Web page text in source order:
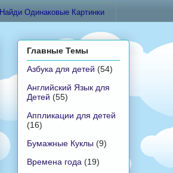
Найди Одинаковые Картинки
Главные Темы
Азбука для детей (54)
Английский Язык для
Детей (55)
Аппликации для детей
(16)
Бумажные Куклы (9)
Времена года (19)